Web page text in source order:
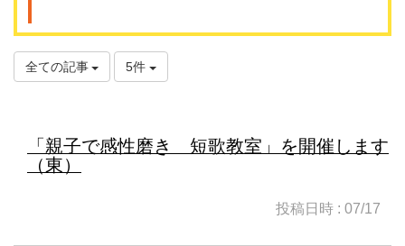
全ての記事 5件
「親子で感性磨き 短歌教室」を開催します
（東）
投稿日時 : 07/17